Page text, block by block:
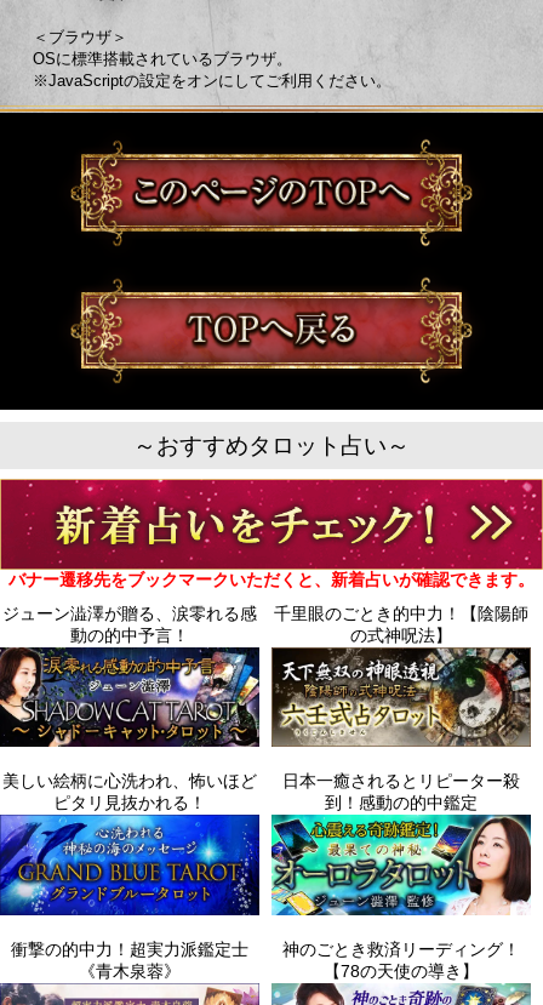
＜ブラウザ＞
OSに標準搭載されているブラウザ。
※JavaScriptの設定をオンにしてご利用ください。